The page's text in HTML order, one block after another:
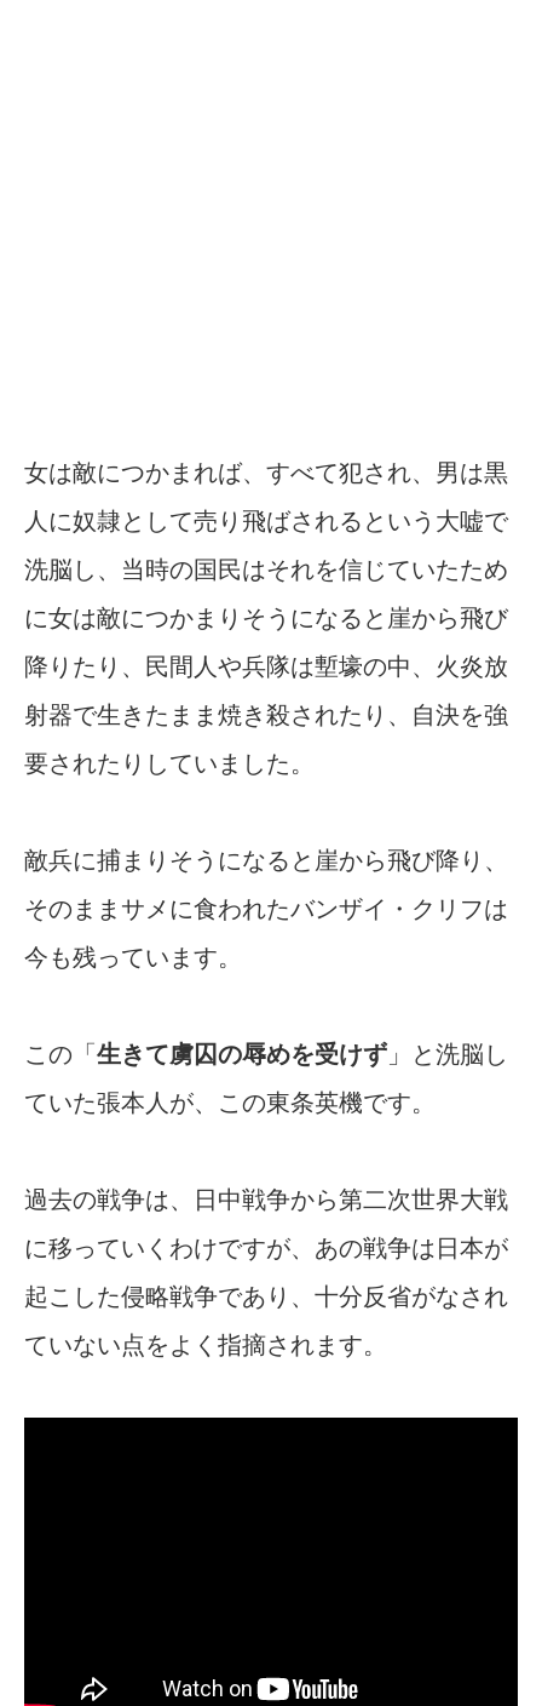
女は敵につかまれば、すべて犯され、男は黒
人に奴隷として売り飛ばされるという大嘘で
洗脳し、当時の国民はそれを信じていたため
に女は敵につかまりそうになると崖から飛び
降りたり、民間人や兵隊は塹壕の中、火炎放
射器で生きたまま焼き殺されたり、自決を強
要されたりしていました。
敵兵に捕まりそうになると崖から飛び降り、
そのままサメに食われたバンザイ・クリフは
今も残っています。
この「 生きて虜囚の辱めを受けず 」と洗脳し
ていた張本人が、この東条英機です。
過去の戦争は、日中戦争から第二次世界大戦
に移っていくわけですが、あの戦争は日本が
起こした侵略戦争であり、十分反省がなされ
ていない点をよく指摘されます。